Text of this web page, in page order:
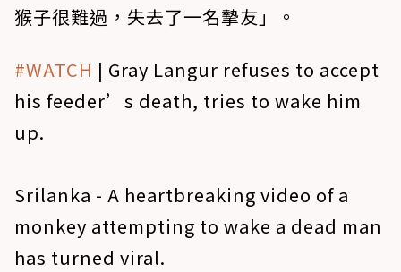
猴子很難過，失去了一名摯友」。
#WATCH | Gray Langur refuses to accept
his feeder’s death, tries to wake him
up.
Srilanka - A heartbreaking video of a
monkey attempting to wake a dead man
has turned viral.